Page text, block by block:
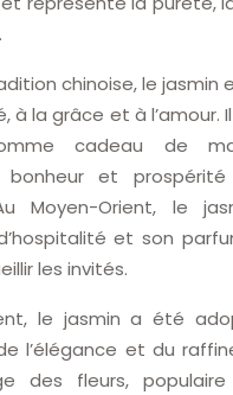
chinoise, le jasmin
à la grâce et à l’amour.
cadeau de
bonheur et prospérité
Moyen-Orient, le
et son
les invités.
le jasmin a été
l’élégance et du
des fleurs, populaire